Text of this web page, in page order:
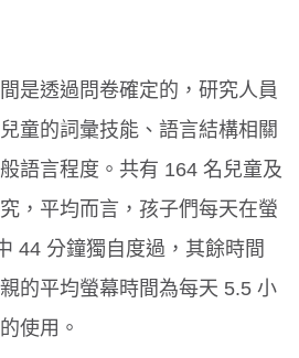
是透過問卷確定的，研究人員
童的詞彙技能、語言結構相關
語言程度。共有 164 名兒童及
，平均而言，孩子們每天在螢
44 分鐘獨自度過，其餘時間
的平均螢幕時間為每天 5.5 小
使用。